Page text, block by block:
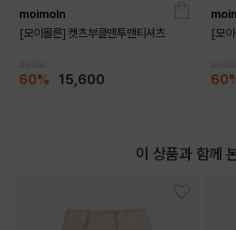
moimoln
[모이몰른] 켓츠부클맨투맨티셔츠
60% 15,600
[모
이 상품과 함께